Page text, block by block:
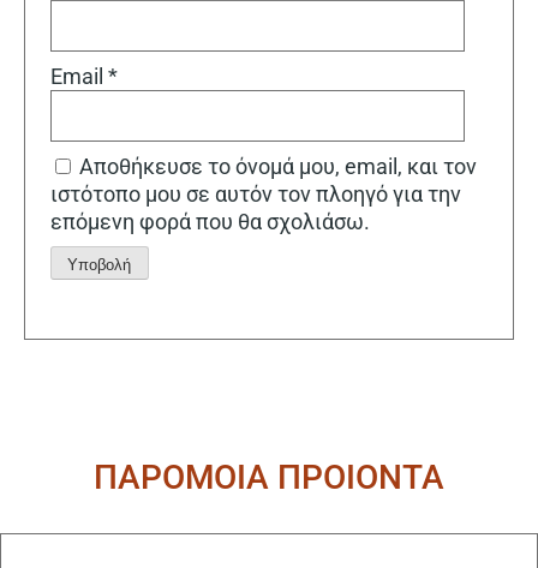
Email *
Αποθήκευσε το όνομά μου, email, και τον
ιστότοπο μου σε αυτόν τον πλοηγό για την
επόμενη φορά που θα σχολιάσω.
ΠΑΡΟΜΟΙΑ ΠΡΟΙΟΝΤΑ